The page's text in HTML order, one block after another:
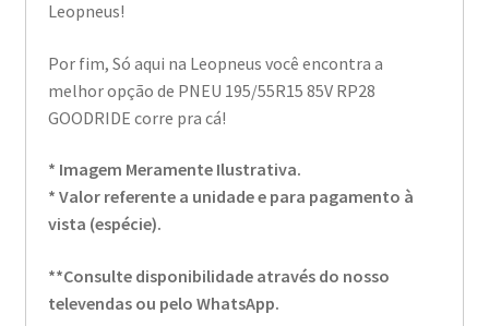
Leopneus!
Por fim, Só aqui na Leopneus você encontra a
melhor opção de PNEU 195/55R15 85V RP28
GOODRIDE corre pra cá!
* Imagem Meramente Ilustrativa.
* Valor referente a unidade e para pagamento à
vista (espécie).
**Consulte disponibilidade através do nosso
televendas ou pelo WhatsApp.